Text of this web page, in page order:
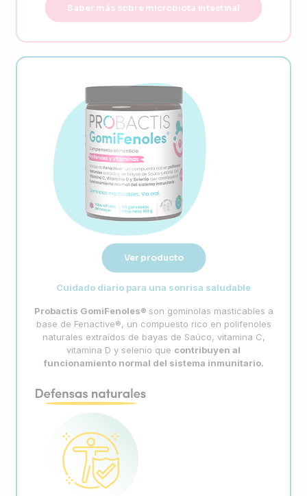
Saber más sobre microbiota intestinal
Ver producto
Cuidado diario para una sonrisa saludable
Probactis GomiFenoles® son gominolas masticables a
base de Fenactive®, un compuesto rico en polifenoles
naturales extraídos de bayas de Saúco, vitamina C,
vitamina D y selenio que contribuyen al
funcionamiento normal del sistema inmunitario.